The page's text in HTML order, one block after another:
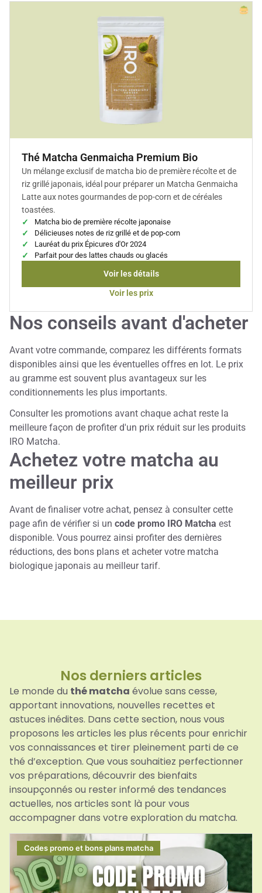
Thé Matcha Genmaicha Premium Bio
Un mélange exclusif de matcha bio de première récolte et de
riz grillé japonais, idéal pour préparer un Matcha Genmaicha
Latte aux notes gourmandes de pop-corn et de céréales
toastées.
Matcha bio de première récolte japonaise
Délicieuses notes de riz grillé et de pop-corn
Lauréat du prix Épicures d'Or 2024
Parfait pour des lattes chauds ou glacés
Voir les détails
Voir les prix
Nos conseils avant d'acheter
Avant votre commande, comparez les différents formats
disponibles ainsi que les éventuelles offres en lot. Le prix
au gramme est souvent plus avantageux sur les
conditionnements les plus importants.
Consulter les promotions avant chaque achat reste la
meilleure façon de profiter d'un prix réduit sur les produits
IRO Matcha.
Achetez votre matcha au
meilleur prix
Avant de finaliser votre achat, pensez à consulter cette
page afin de vérifier si un code promo IRO Matcha est
disponible. Vous pourrez ainsi profiter des dernières
réductions, des bons plans et acheter votre matcha
biologique japonais au meilleur tarif.
Nos derniers articles​
Le monde du thé matcha évolue sans cesse,
apportant innovations, nouvelles recettes et
astuces inédites. Dans cette section, nous vous
proposons les articles les plus récents pour enrichir
vos connaissances et tirer pleinement parti de ce
thé d’exception. Que vous souhaitiez perfectionner
vos préparations, découvrir des bienfaits
insoupçonnés ou rester informé des tendances
actuelles, nos articles sont là pour vous
accompagner dans votre exploration du matcha.
Codes promo et bons plans matcha